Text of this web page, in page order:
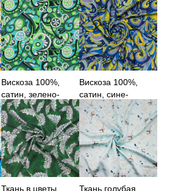
Вискоза 100%,
сатин, зелено-
голубой орнамент
Вискоза 100%,
сатин, сине-
желтый принт
Ткань в цветы
Ткань голубая